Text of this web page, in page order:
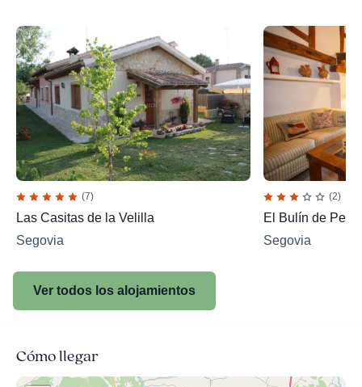
(7)
Las Casitas de la Velilla
Segovia
(2)
El Bulín de
Segovia
Ver todos los alojamientos
Cómo llegar